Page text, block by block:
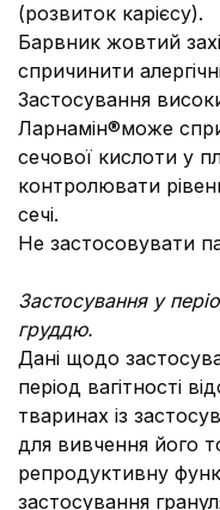
(розвиток карієсу).
Барвник жовтий
спричинити
Застосування
Ларнамін®може
сечової кислоти у
контролювати
сечі.
Не застосовувати
Застосування у
груддю.
Дані щодо
період вагітності
тваринах із
для вивчення його
репродуктивну
застосування